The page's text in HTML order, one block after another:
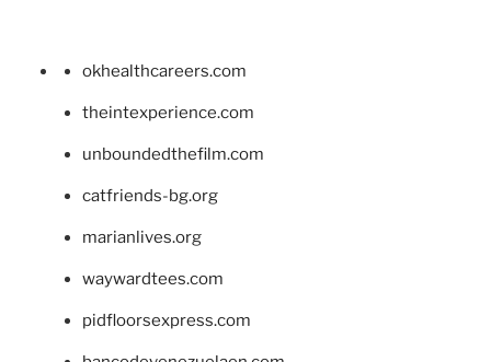
okhealthcareers.com
theintexperience.com
unboundedthefilm.com
catfriends-bg.org
marianlives.org
waywardtees.com
pidfloorsexpress.com